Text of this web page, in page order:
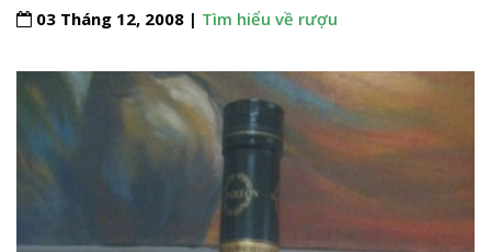
03 Tháng 12, 2008 | Tìm hiểu về rượu